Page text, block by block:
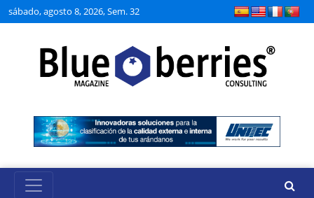
sábado, agosto 8, 2026, Sem. 32